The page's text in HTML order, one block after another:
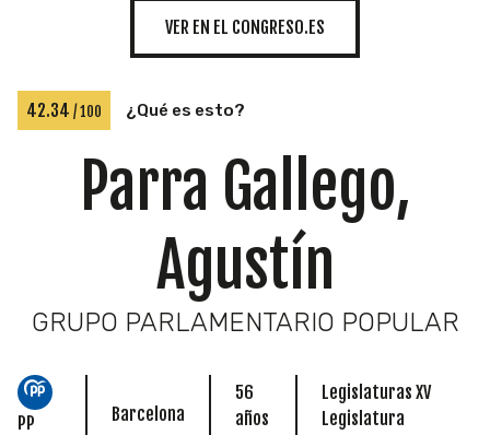
TEMÁTICAS
VER EN EL CONGRESO.ES
42.34 / 100 ¿Qué es esto?
Parra Gallego,
Agustín
GRUPO PARLAMENTARIO POPULAR
PP Barcelona
56
años
Legislaturas XV
Legislatura